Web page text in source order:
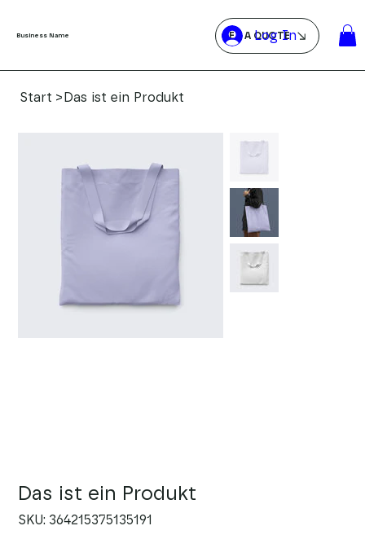
Business Name GET A QUOTE
Log In
Start >Das ist ein Produkt
Das ist ein Produkt
SKU: SKU
364215375135191
364215375135191